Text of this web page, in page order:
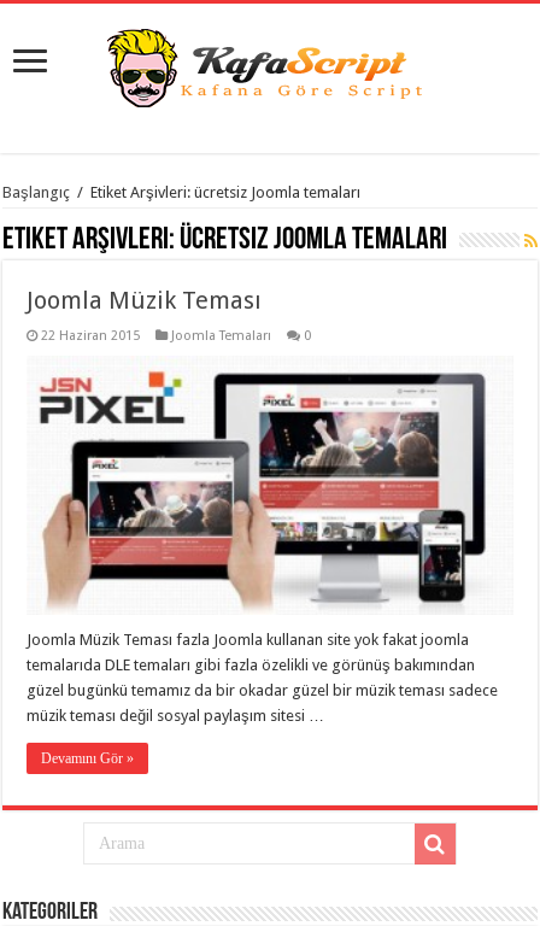
istanbul
evden
eve
organizasyon,
gaziantep
evden
taşımacılık,
evden
taşımacılık
,
taşımacılık,
gaziantep
gaziantep
evden
taşımacılık,
gaziantep
taşımacılık,
evden
taşımacılık,
gaziantep
Başlangıç / Etiket Arşivleri: ücretsiz Joomla temaları
Etiket Arşivleri: ücretsiz Joomla temaları
Joomla Müzik Teması
22 Haziran 2015 Joomla Temaları 0
Joomla Müzik Teması fazla Joomla kullanan site yok fakat joomla
temalarıda DLE temaları gibi fazla özelikli ve görünüş bakımından
güzel bugünkü temamız da bir okadar güzel bir müzik teması sadece
müzik teması değil sosyal paylaşım sitesi …
Devamını Gör »
Kategoriler